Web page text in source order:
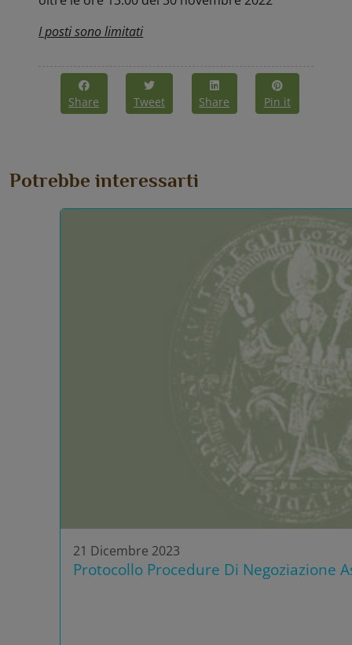
I posti sono limitati
Share Tweet Share Pin it
Potrebbe interessarti
21 Dicembre 2023
Protocollo Procedure Di Negoziazione